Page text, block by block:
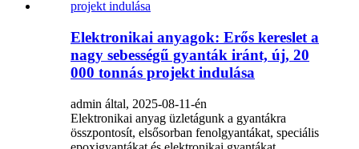
Elektronikai anyagok: Erős kereslet a
nagy sebességű gyanták iránt, új, 20
000 tonnás projekt indulása
admin által, 2025-08-11-én
Elektronikai anyag üzletágunk a gyantákra
összpontosít, elsősorban fenolgyantákat, speciális